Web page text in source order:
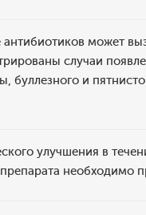
может
случаи
буллезного и
улучшения в
необходимо